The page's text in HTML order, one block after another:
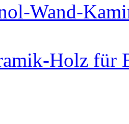
Wand-
Holz für